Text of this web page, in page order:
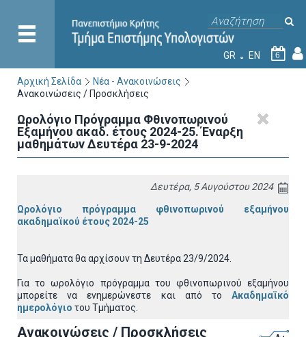
GR EN 6
Αρχική Σελίδα
Νέα - Ανακοινώσεις
Ανακοινώσεις / Προσκλήσεις
Ωρολόγιο Πρόγραμμα Φθινοπωρινού
Εξαμήνου ακαδ. έτους 2024-25. Έναρξη
μαθημάτων Δευτέρα 23-9-2024
Δευτέρα, 5 Αυγούστου 2024
Ωρολόγιο πρόγραμμα φθινοπωρινού εξαμήνου
ακαδημαϊκού έτους 2024-25
Τα μαθήματα θα αρχίσουν τη Δευτέρα 23/9/2024.
Για το ωρολόγιο πρόγραμμα του φθινοπωρινού εξαμήνου
μπορείτε να ενημερώνεστε και από το Ακαδημαϊκό
ημερολόγιο του Τμήματος.
Ανακοινώσεις / Προσκλήσεις